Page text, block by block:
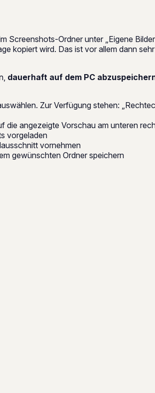
Screenshots-Ordner unter „Eigene
kopiert wird. Das ist vor allem dann
dauerhaft auf dem PC
Zur Verfügung stehen:
angezeigte Vorschau am unteren
vorgeladen
vornehmen
gewünschten Ordner speichern